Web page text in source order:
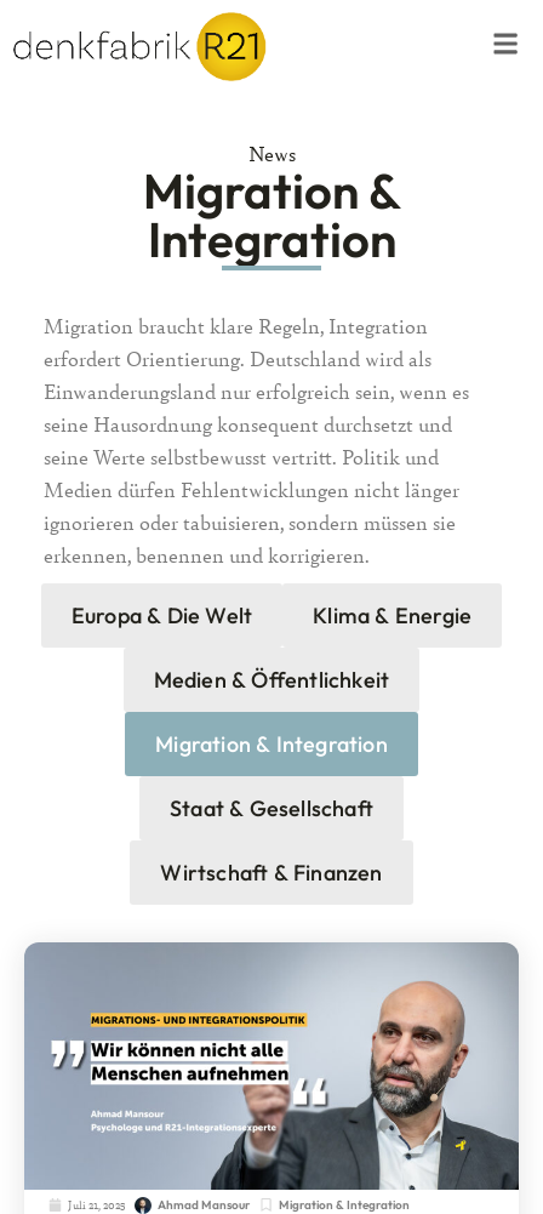
News
Migration &
Integration
Migration braucht klare Regeln, Integration
erfordert Orientierung. Deutschland wird als
Einwanderungsland nur erfolgreich sein, wenn es
seine Hausordnung konsequent durchsetzt und
seine Werte selbstbewusst vertritt. Politik und
Medien dürfen Fehlentwicklungen nicht länger
ignorieren oder tabuisieren, sondern müssen sie
erkennen, benennen und korrigieren.
Europa & Die Welt Klima & Energie
Medien & Öffentlichkeit
Migration & Integration
Staat & Gesellschaft
Wirtschaft & Finanzen
Juli 21, 2025 Ahmad Mansour Migration & Integration